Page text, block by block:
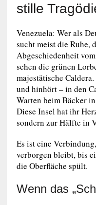
stille
Venezuela: Wer als
sucht meist die Ruhe,
Abgeschiedenheit
sehen die grünen
majestätische
und hinhört – in den
Warten beim Bäcker
Diese Insel hat ihr
sondern zur Hälfte in
Es ist eine
verborgen bleibt, bis
die Oberfläche spült.
Wenn das